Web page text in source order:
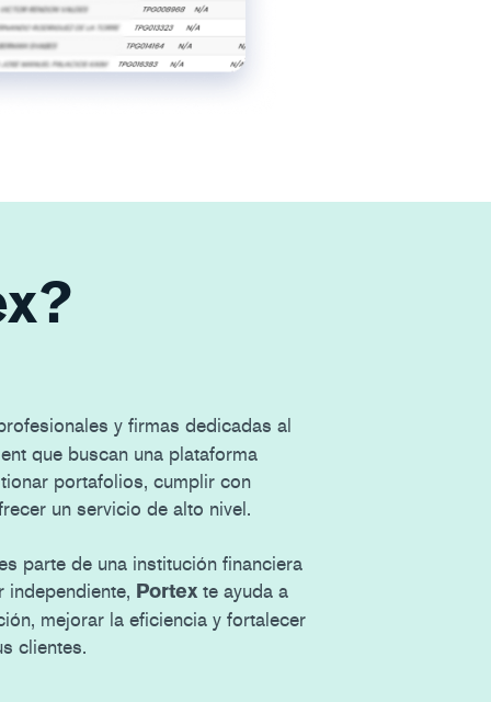
y firmas dedicadas al
que buscan una plataforma
portafolios, cumplir con
un servicio de alto nivel.
parte de una institución financiera
independiente,
Portex te ayuda a
mejorar la eficiencia y fortalecer
clientes.